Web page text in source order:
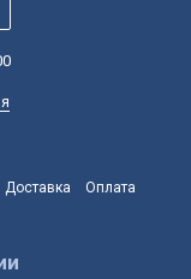
Доставка
Оплата